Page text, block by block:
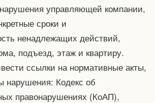
управляющей компании,
сроки и
ненадлежащих действий,
подъезд, этаж и квартиру.
ссылки на нормативные акты,
нарушения: Кодекс об
правонарушениях (КоАП),